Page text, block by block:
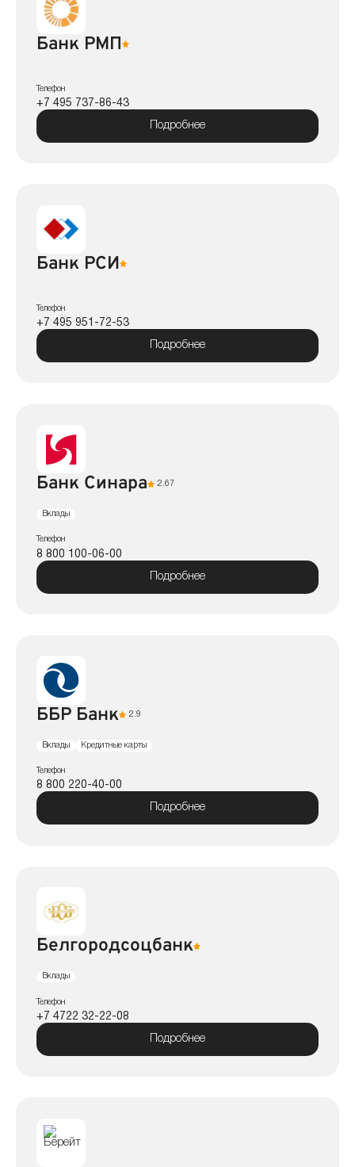
Банк РМП
Телефон
+7 495 737-86-43
Подробнее
Банк РСИ
Телефон
+7 495 951-72-53
Подробнее
Банк Синара 2.67
Вклады
Телефон
8 800 100-06-00
Подробнее
ББР Банк 2.9
Вклады Кредитные карты
Телефон
8 800 220-40-00
Подробнее
Белгородсоцбанк
Вклады
Телефон
+7 4722 32-22-08
Подробнее